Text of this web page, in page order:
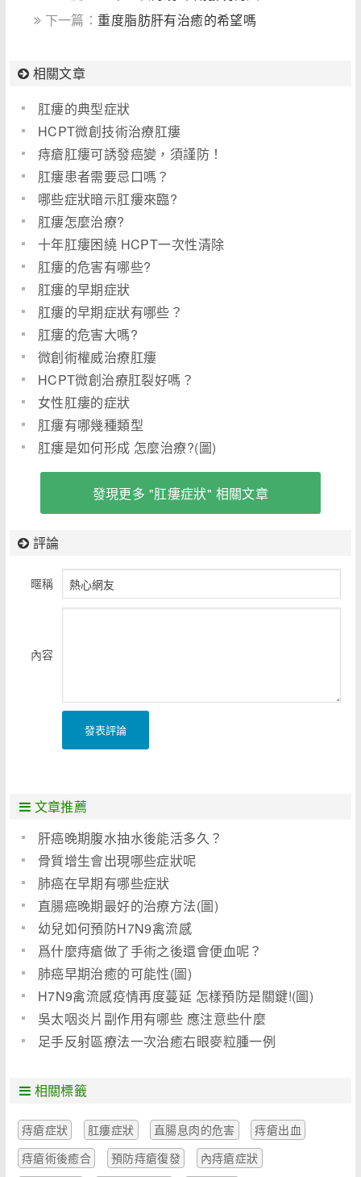
下一篇： 重度脂肪肝有治癒的希望嗎
相關文章
肛瘻的典型症狀
HCPT微創技術治療肛瘻
痔瘡肛瘻可誘發癌變，須謹防！
肛瘻患者需要忌口嗎？
哪些症狀暗示肛瘻來臨?
肛瘻怎麼治療?
十年肛瘻困繞 HCPT一次性清除
肛瘻的危害有哪些?
肛瘻的早期症狀
肛瘻的早期症狀有哪些？
肛瘻的危害大嗎?
微創術權威治療肛瘻
HCPT微創治療肛裂好嗎？
女性肛瘻的症狀
肛瘻有哪幾種類型
肛瘻是如何形成 怎麼治療?(圖)
發現更多 "肛瘻症狀" 相關文章
評論
暱稱
內容
發表評論
文章推薦
肝癌晚期腹水抽水後能活多久？
骨質增生會出現哪些症狀呢
肺癌在早期有哪些症狀
直腸癌晚期最好的治療方法(圖)
幼兒如何預防H7N9禽流感
爲什麼痔瘡做了手術之後還會便血呢？
肺癌早期治癒的可能性(圖)
H7N9禽流感疫情再度蔓延 怎樣預防是關鍵!(圖)
吳太咽炎片副作用有哪些 應注意些什麼
足手反射區療法一次治癒右眼麥粒腫一例
相關標籤
痔瘡症狀 肛瘻症狀 直腸息肉的危害
痔瘡出血
痔瘡術後癒合
預防痔瘡復發 內痔瘡症狀